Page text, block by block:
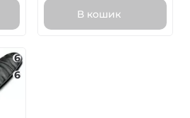
В кошик
6
6